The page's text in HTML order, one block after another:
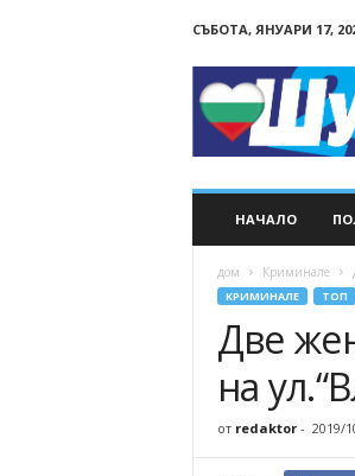
СЪБОТА, ЯНУАРИ 17,
НАЧАЛО
дом Криминале
КРИМИНАЛЕ ТОП
Две
на
от redaktor- 2019/